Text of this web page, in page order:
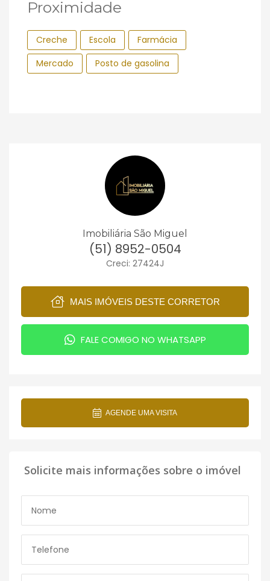
Proximidade
Creche Escola
Farmácia
Mercado
Posto de gasolina
Imobiliária São Miguel
(51) 8952-0504
Creci: 27424J
MAIS IMÓVEIS DESTE CORRETOR
FALE COMIGO NO WHATSAPP
AGENDE UMA VISITA
Solicite mais informações sobre o imóvel